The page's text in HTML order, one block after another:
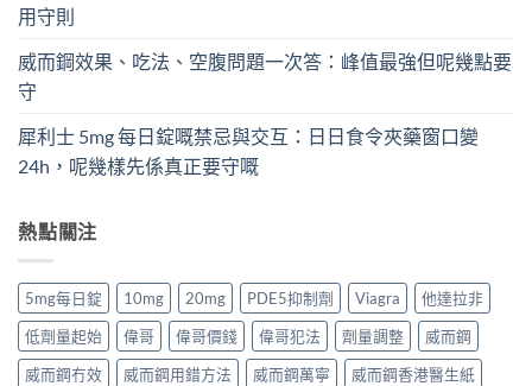
用守則
威而鋼效果、吃法、空腹問題一次答：峰值最強但呢幾點要
守
犀利士 5mg 每日錠嘅禁忌與交互：日日食令夾藥窗口變
24h，呢幾樣先係真正要守嘅
熱點關注
5mg每日錠 10mg 20mg PDE5抑制劑 Viagra
他達拉非
低劑量起始
偉哥 偉哥價錢 偉哥犯法 劑量調整
威而鋼
威而鋼冇效
威而鋼用錯方法 威而鋼萬寧
威而鋼香港醫生紙